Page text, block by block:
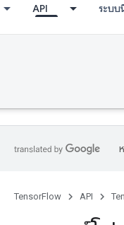
API ระบบ
TensorFlow API